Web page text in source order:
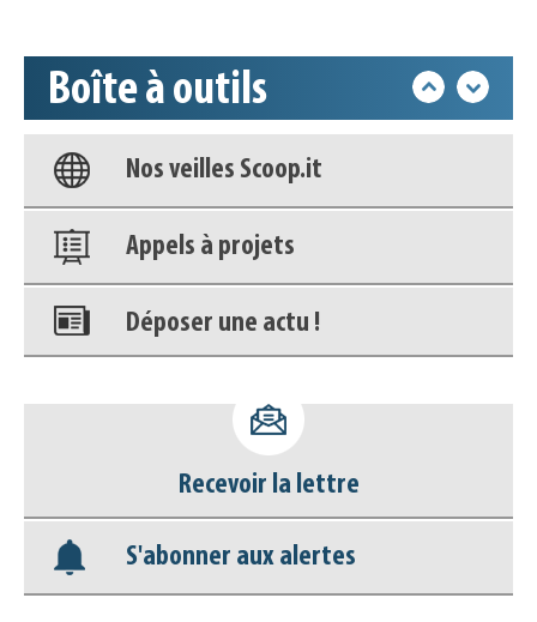
Boîte à outils
Base documentaire
Nos veilles Scoop.it
Appels à projets
Déposer une actu !
déconnecter)
Base documentaire
Nos veilles Scoop.it
Recevoir la lettre
S'abonner aux alertes